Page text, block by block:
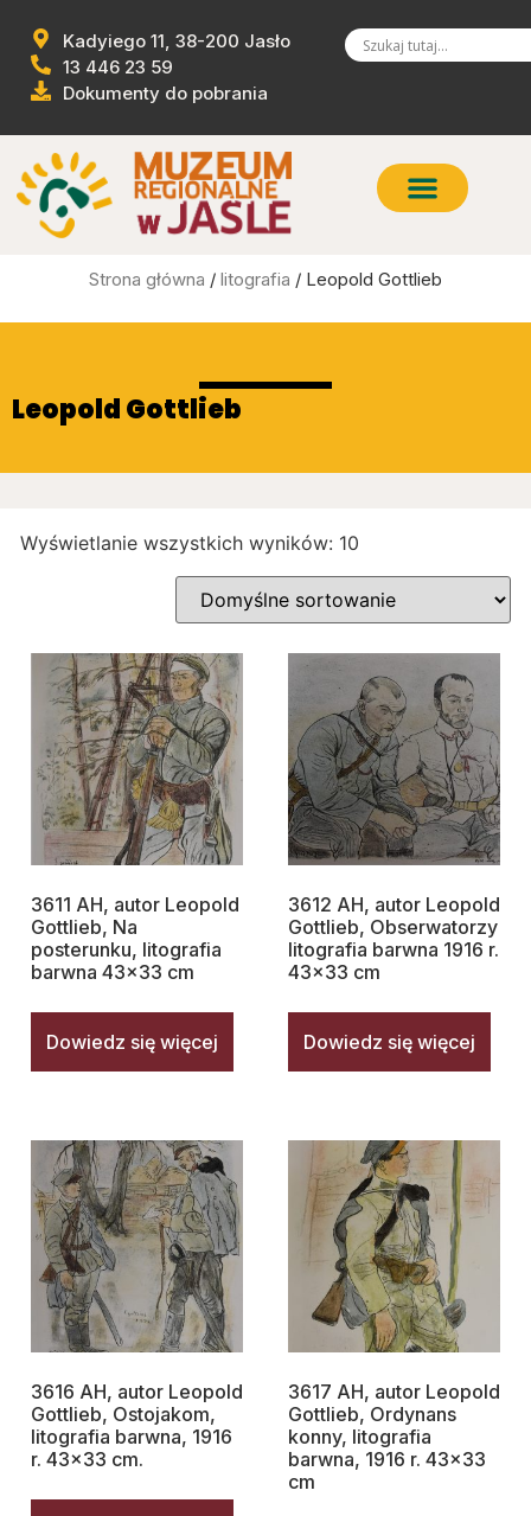
Kadyiego 11, 38-200 Jasło
13 446 23 59
Dokumenty do pobrania
Strona główna / litografia / Leopold Gottlieb
Leopold Gottlieb
Wyświetlanie wszystkich wyników: 10
3611 AH, autor Leopold
Gottlieb, Na
posterunku, litografia
barwna 43×33 cm
Dowiedz się więcej
3612 AH, autor Leopold
Gottlieb, Obserwatorzy
litografia barwna 1916 r.
43×33 cm
Dowiedz się więcej
3616 AH, autor Leopold
Gottlieb, Ostojakom,
litografia barwna, 1916
r. 43×33 cm.
3617 AH, autor Leopold
Gottlieb, Ordynans
konny, litografia
barwna, 1916 r. 43×33
cm